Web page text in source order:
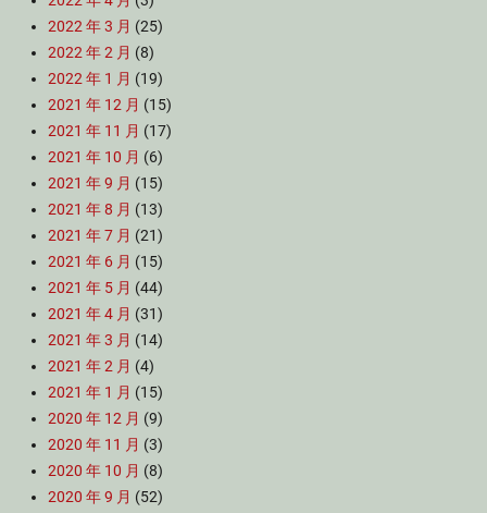
2022 年 3 月 (25)
2022 年 2 月 (8)
2022 年 1 月 (19)
2021 年 12 月 (15)
2021 年 11 月 (17)
2021 年 10 月 (6)
2021 年 9 月 (15)
2021 年 8 月 (13)
2021 年 7 月 (21)
2021 年 6 月 (15)
2021 年 5 月 (44)
2021 年 4 月 (31)
2021 年 3 月 (14)
2021 年 2 月 (4)
2021 年 1 月 (15)
2020 年 12 月 (9)
2020 年 11 月 (3)
2020 年 10 月 (8)
2020 年 9 月 (52)